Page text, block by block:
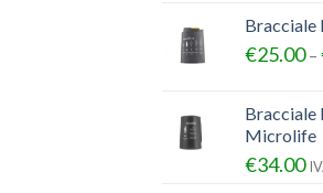
€25.00–
Bracciale
Microlife
€34.00